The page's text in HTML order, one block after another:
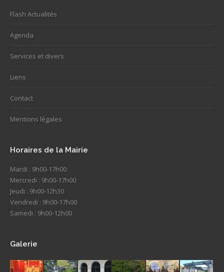
Flash Actualités
Agenda
Services et divers
Liens
Contact
Mentions légales
Horaires de la Mairie
Mardi : 9h00-17h00
Mercredi : 9h00-17h00
Jeudi : 9h00-12h30
Vendredi : 9h00-17h00
Samedi : 9h00-12h00
Galerie